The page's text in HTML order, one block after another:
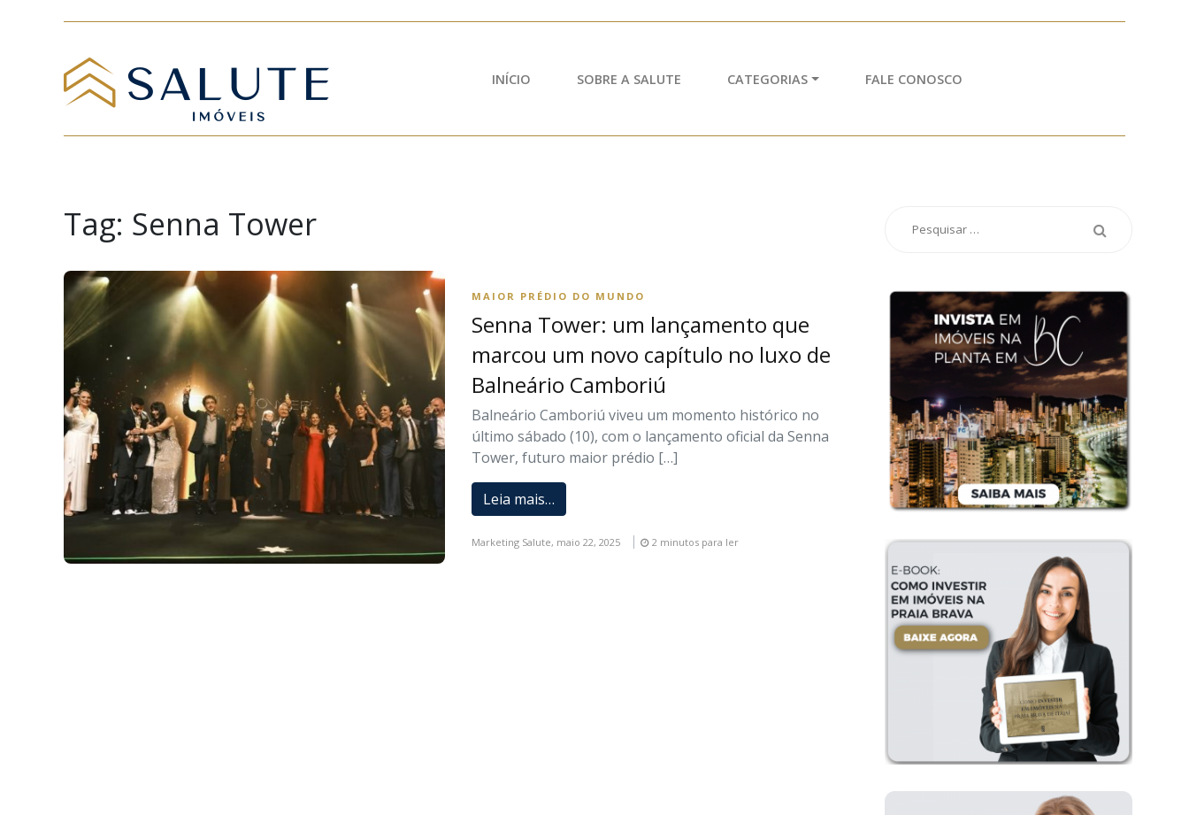
INÍCIO SOBRE A SALUTE CATEGORIAS FALE CONOSCO
Tag: Senna Tower
MAIOR PRÉDIO DO MUNDO
Senna Tower: um lançamento que
marcou um novo capítulo no luxo de
Balneário Camboriú
Balneário Camboriú viveu um momento histórico no
último sábado (10), com o lançamento oficial da Senna
Tower, futuro maior prédio […]
Leia mais…
Marketing Salute, maio 22, 2025 2 minutos para ler